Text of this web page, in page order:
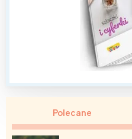
Polecane
Interesują
tego
Łódź
Trójmiasto